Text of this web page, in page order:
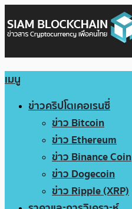
เมนู
ข่าวคริปโตเคอเรนซี่
ข่าว Bitcoin
ข่าว Ethereum
ข่าว Binance Coin
ข่าว Dogecoin
ข่าว Ripple (XRP)